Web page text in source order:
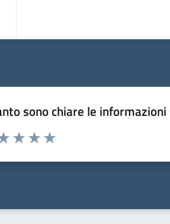
sono chiare le
da 1 a 5 stelle la pagina